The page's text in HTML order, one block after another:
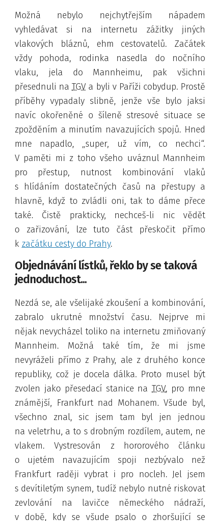
Možná nebylo nejchytřejším nápadem
vyhledávat si na internetu zážitky jiných
vlakových bláznů, ehm cestovatelů. Začátek
vždy pohoda, rodinka nasedla do nočního
vlaku, jela do Mannheimu, pak všichni
přesednuli naTGV a byli v Paříži cobydup. Prostě
příběhy vypadaly slibně, jenže vše bylo jaksi
navíc okořeněné o šíleně stresové situace se
zpožděním a minutím navazujících spojů. Hned
mne napadlo,
super, už vím, co nechci .
V paměti mi z toho všeho uváznul Mannheim
pro přestup, nutnost kombinování vlaků
s hlídáním dostatečných časů na přestupy a
hlavně, když to zvládli oni, tak to dáme přece
také. Čistě prakticky, nechceš-li nic vědět
o zařizování, lze tuto část přeskočit přímo
k začátku cesty do Prahy.
Objednávání lístků, řeklo by se taková
jednoduchost...
Nezdá se, ale všelijaké zkoušení a kombinování,
zabralo ukrutné množství času. Nejprve mi
nějak nevycházel toliko na internetu zmiňovaný
Mannheim. Možná také tím, že mi jsme
nevyráželi přímo z Prahy, ale z druhého konce
republiky, což je docela dálka. Proto musel být
zvolen jako přesedací stanice naTGV, pro mne
známější, Frankfurt nad Mohanem. Všude byl,
všechno znal, sic jsem tam byl jen jednou
na veletrhu, a to s drobným rozdílem, autem, ne
vlakem. Vystresován z hororového článku
o ujetém navazujícím spoji nezbývalo než
Frankfurt raději vybrat i pro nocleh. Jel jsem
s devítiletým synem, tudíž nebylo nutné riskovat
zevlování na lavičce německého nádraží,
v době, kdy se všude psalo o zhoršující se